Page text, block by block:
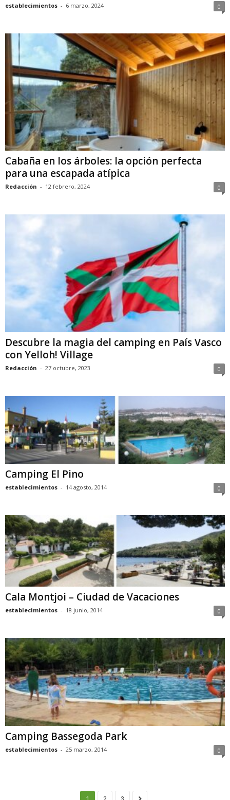
establecimientos - 6 marzo, 2024 0
Cabaña en los árboles: la opción perfecta
para una escapada atípica
Redacción - 12 febrero, 2024 0
Descubre la magia del camping en País Vasco
con Yelloh! Village
Redacción - 27 octubre, 2023 0
Camping El Pino
establecimientos - 14 agosto, 2014 0
Cala Montjoi – Ciudad de Vacaciones
establecimientos - 18 junio, 2014 0
Camping Bassegoda Park
establecimientos - 25 marzo, 2014 0